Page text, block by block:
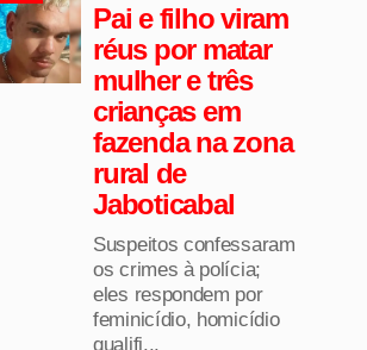
Pai e filho viram
réus por matar
mulher e três
crianças em
fazenda na zona
rural de
Jaboticabal
Suspeitos confessaram
os crimes à polícia;
eles respondem por
feminicídio, homicídio
qualifi...